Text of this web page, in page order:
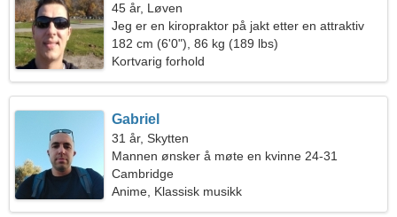
45 år, Løven
Jeg er en kiropraktor på jakt etter en attraktiv
kvinne
182 cm (6'0"), 86 kg (189 lbs)
Kortvarig forhold
Gabriel
31 år, Skytten
Mannen ønsker å møte en kvinne 24-31
Cambridge
Anime, Klassisk musikk